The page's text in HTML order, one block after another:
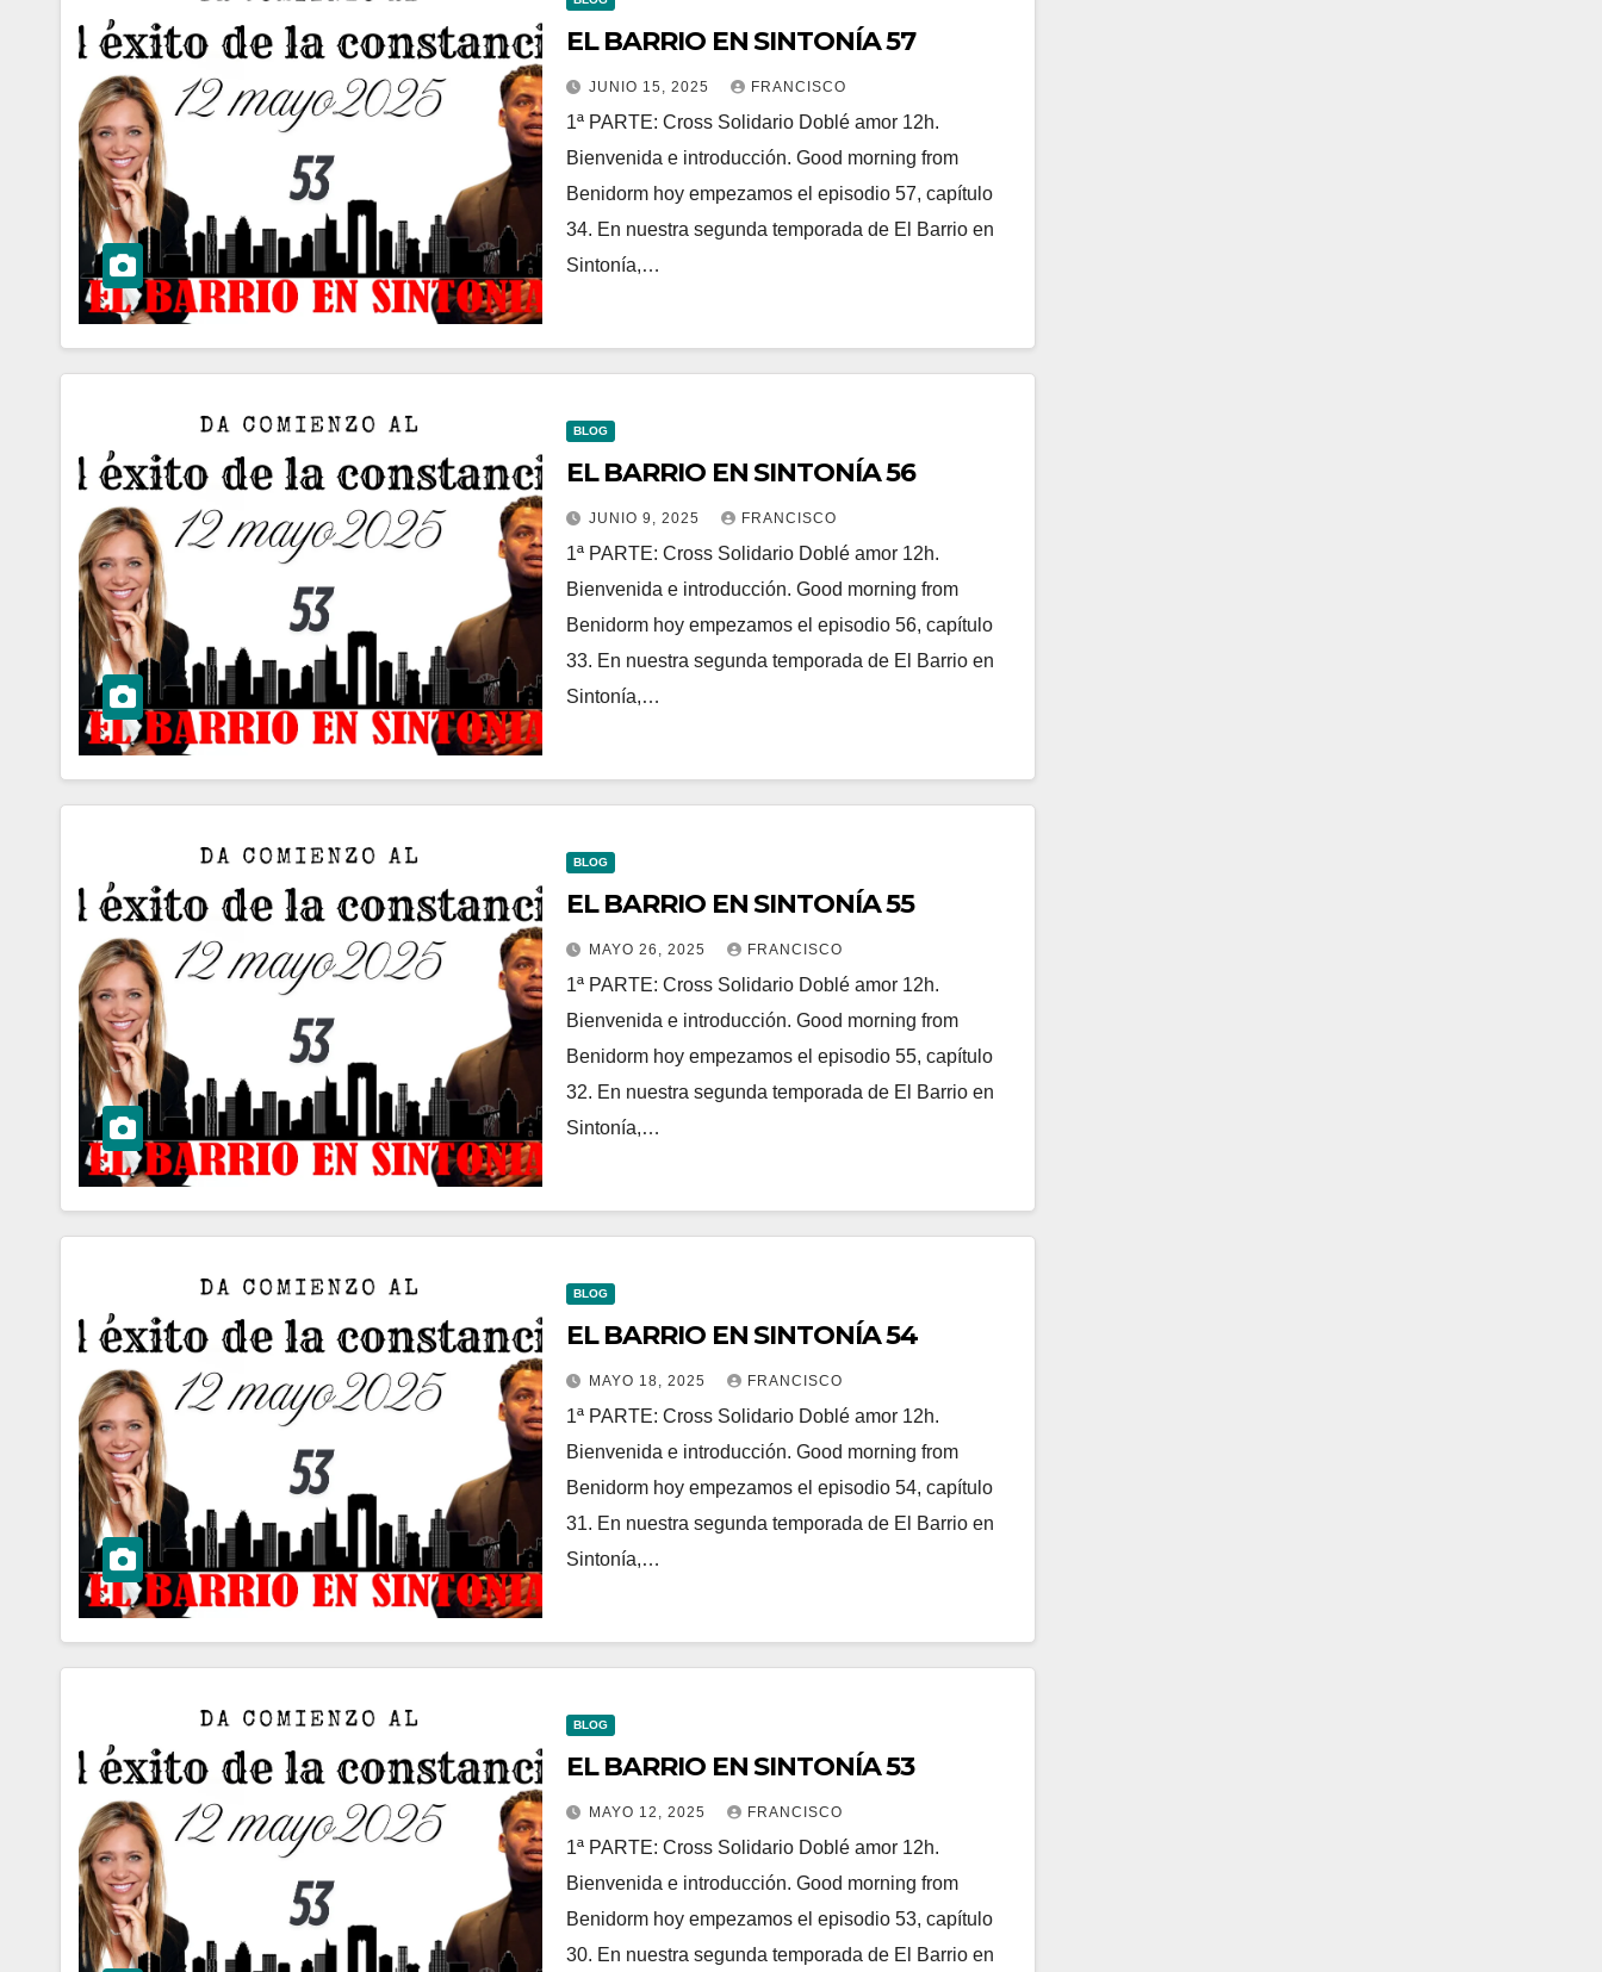
EL BARRIO EN SINTONÍA 57
JUNIO 15, 2025 FRANCISCO
1ª PARTE: Cross Solidario Doblé amor 12h.
Bienvenida e introducción. Good morning from
Benidorm hoy empezamos el episodio 57, capítulo
34. En nuestra segunda temporada de El Barrio en
Sintonía,…
BLOG
EL BARRIO EN SINTONÍA 56
JUNIO 9, 2025 FRANCISCO
1ª PARTE: Cross Solidario Doblé amor 12h.
Bienvenida e introducción. Good morning from
Benidorm hoy empezamos el episodio 56, capítulo
33. En nuestra segunda temporada de El Barrio en
Sintonía,…
BLOG
EL BARRIO EN SINTONÍA 55
MAYO 26, 2025 FRANCISCO
1ª PARTE: Cross Solidario Doblé amor 12h.
Bienvenida e introducción. Good morning from
Benidorm hoy empezamos el episodio 55, capítulo
32. En nuestra segunda temporada de El Barrio en
Sintonía,…
BLOG
EL BARRIO EN SINTONÍA 54
MAYO 18, 2025 FRANCISCO
1ª PARTE: Cross Solidario Doblé amor 12h.
Bienvenida e introducción. Good morning from
Benidorm hoy empezamos el episodio 54, capítulo
31. En nuestra segunda temporada de El Barrio en
Sintonía,…
BLOG
EL BARRIO EN SINTONÍA 53
MAYO 12, 2025 FRANCISCO
1ª PARTE: Cross Solidario Doblé amor 12h.
Bienvenida e introducción. Good morning from
Benidorm hoy empezamos el episodio 53, capítulo
30. En nuestra segunda temporada de El Barrio en